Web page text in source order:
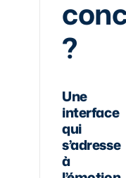
?
Une
interface
qui
s’adresse
à